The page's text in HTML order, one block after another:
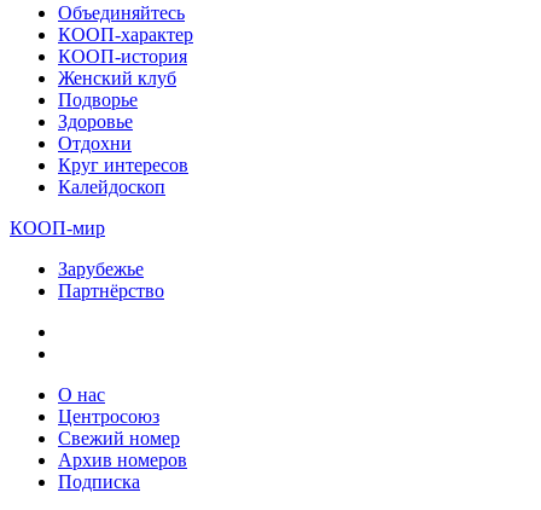
Объединяйтесь
КООП-характер
КООП-история
Женский клуб
Подворье
Здоровье
Отдохни
Круг интересов
Калейдоскоп
КООП-мир
Зарубежье
Партнёрство
О нас
Центросоюз
Свежий номер
Архив номеров
Подписка